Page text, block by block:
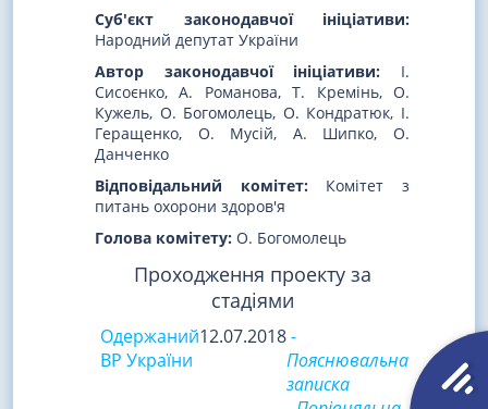
Суб'єкт законодавчої ініціативи:
Народний депутат України
Автор законодавчої ініціативи: І.
Сисоєнко, А. Романова, Т. Кремінь, О.
Кужель, О. Богомолець, О. Кондратюк, І.
Геращенко, О. Мусій, А. Шипко, О.
Данченко
Відповідальний комітет:Комітет з
питань охорони здоров'я
Голова комітету: О. Богомолець
Проходження проекту за
стадіями
Одержаний
ВР України
12.07.2018-
Пояснювальна
записка